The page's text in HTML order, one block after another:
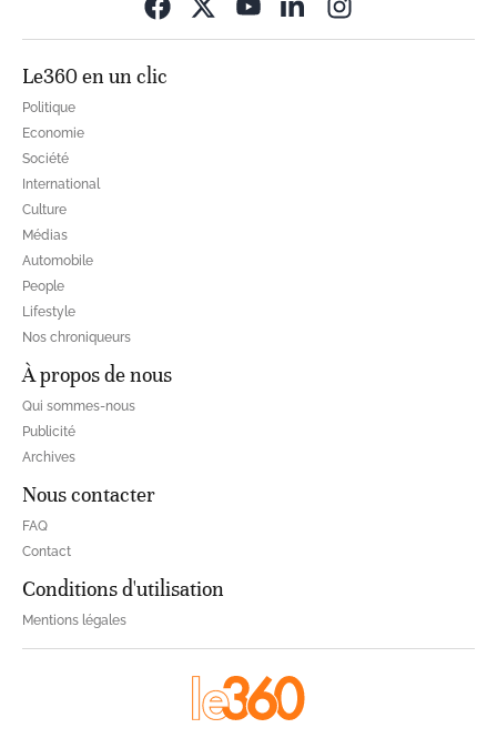
Le360 en un clic
Politique
Economie
Société
International
Culture
Médias
Automobile
People
Lifestyle
Nos chroniqueurs
À propos de nous
Qui sommes-nous
Publicité
Archives
Nous contacter
FAQ
Contact
Conditions d'utilisation
Mentions légales